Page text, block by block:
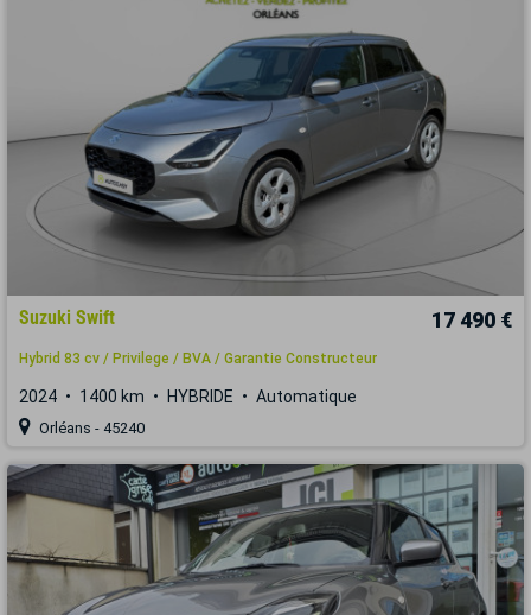
Suzuki Swift 17 490 €
Hybrid 83 cv / Privilege / BVA / Garantie Constructeur
2024 1400 km HYBRIDE Automatique
Orléans - 45240